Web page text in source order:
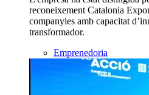
reconeixement Catalonia
companyies amb capacitat
transformador.
Emprenedoria